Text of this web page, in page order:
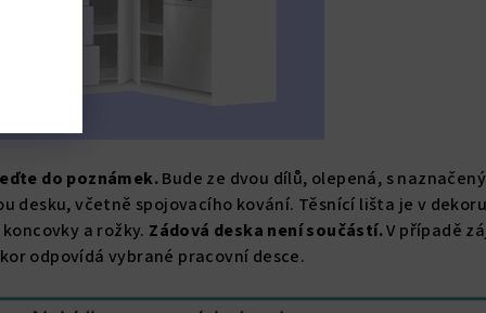
do poznámek.Bude ze dvou dílů, olepená, s
desku, včetně spojovacího kování. Těsnící lišta je v
a rožky. Zádová deska není součástí.V případě
odpovídá vybrané pracovní desce.